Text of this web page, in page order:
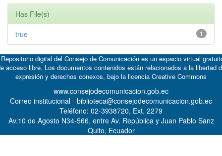
Has File(s)
1
true
digital del Consejo de Comunicación es un espacio virtual
acceso libre. Los documentos contenidos están relacionados a la libertad
expresión y derechos conexos, bajo la licencia Creative Commons
www.consejodecomunicacion.gob.ec
Correo institucional - biblioteca@consejodecomunicacion.gob.ec
Teléfono: 02-3938720, Ext. 2279
Av.10 de Agosto N34-566, entre Av. República y Juan Pablo Sanz
Quito, Ecuador